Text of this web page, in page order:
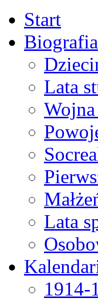
Start
Biografia
Lata
Lata
1914-